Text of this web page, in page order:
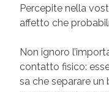
Percepite nella
affetto che
Non ignoro
contatto fisico:
sa che separare